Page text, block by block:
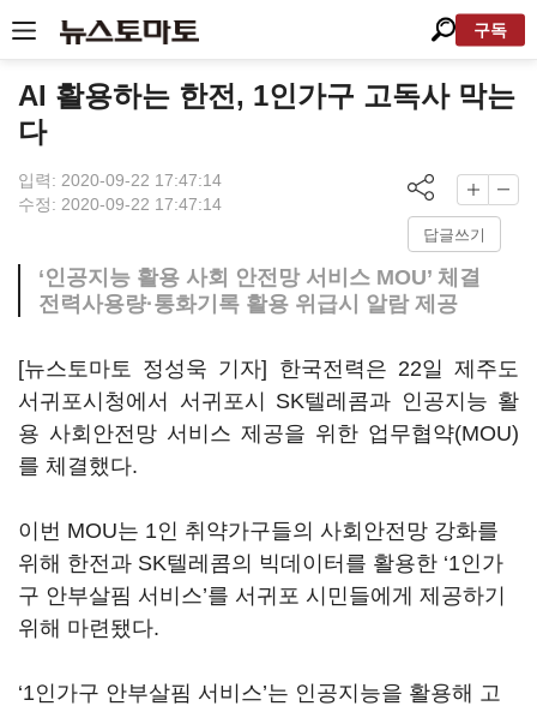
구독
AI 활용하는 한전, 1인가구 고독사 막는
다
입력: 2020-09-22 17:47:14
수정: 2020-09-22 17:47:14
답글쓰기
‘인공지능 활용 사회 안전망 서비스 MOU’ 체결
전력사용량·통화기록 활용 위급시 알람 제공
[뉴스토마토 정성욱 기자] 한국전력은 22일 제주도
서귀포시청에서 서귀포시 SK텔레콤과 인공지능 활
용 사회안전망 서비스 제공을 위한 업무협약(MOU)
를 체결했다.
이번 MOU는 1인 취약가구들의 사회안전망 강화를
위해 한전과 SK텔레콤의 빅데이터를 활용한 ‘1인가
구 안부살핌 서비스’를 서귀포 시민들에게 제공하기
위해 마련됐다.
‘1인가구 안부살핌 서비스’는 인공지능을 활용해 고